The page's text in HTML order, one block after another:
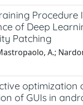
Procedure
of Deep
Patching
A.;
optimization
of GUIs in